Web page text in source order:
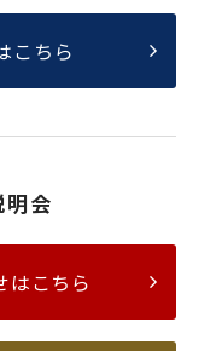
こちら
明会
はこちら